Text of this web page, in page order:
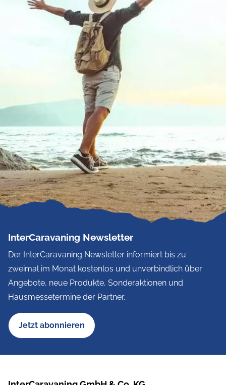
InterCaravaning Newsletter
Der InterCaravaning Newsletter informiert bis zu
zweimal im Monat kostenlos und unverbindlich über
Angebote, neue Produkte, Sonderaktionen und
Hausmessetermine der Partner.
Jetzt abonnieren